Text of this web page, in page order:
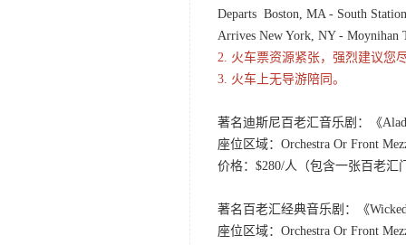
Departs Boston, MA - South
Arrives New York, NY - Moynihan
2. 火车票资源紧张，强烈建议您
3. 火车上无导游陪同。
著名迪斯尼百老汇音乐剧：《
座位区域：Orchestra Or Front
价格：$280/人（包含一张百老
著名百老汇经典音乐剧：《
座位区域：Orchestra Or Front